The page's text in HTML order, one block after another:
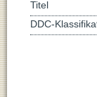
Titel
DDC-